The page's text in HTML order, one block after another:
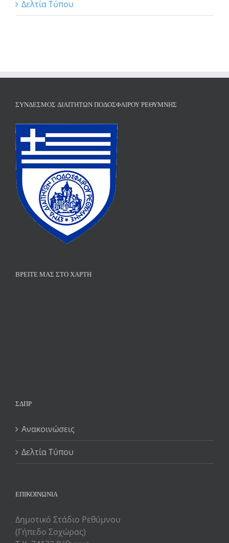
Δελτία Τύπου
ΣΎΝΔΕΣΜΟΣ ΔΙΑΙΤΗΤΏΝ ΠΟΔΟΣΦΑΊΡΟΥ ΡΕΘΎΜΝΗΣ
ΒΡΕΊΤΕ ΜΑΣ ΣΤΟ ΧΆΡΤΗ
ΣΔΠΡ
Ανακοινώσεις
Δελτία Τύπου
ΕΠΙΚΟΙΝΩΝΙΑ
Δημοτικό Στάδιο Ρεθύμνου
(Γήπεδο Σοχώρας)